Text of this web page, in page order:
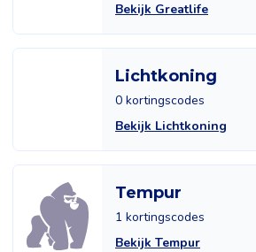
Bekijk Greatlife
Lichtkoning
0 kortingscodes
Bekijk Lichtkoning
Tempur
1 kortingscodes
Bekijk Tempur